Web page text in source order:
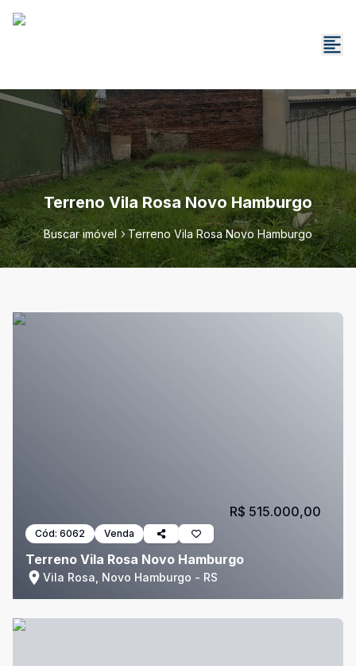
Terreno Vila Rosa Novo Hamburgo
Buscar imóvel Terreno Vila Rosa Novo Hamburgo
Cód: 6062 Venda
Terreno Vila Rosa Novo Hamburgo
Vila Rosa, Novo Hamburgo - RS
R$ 515.000,00